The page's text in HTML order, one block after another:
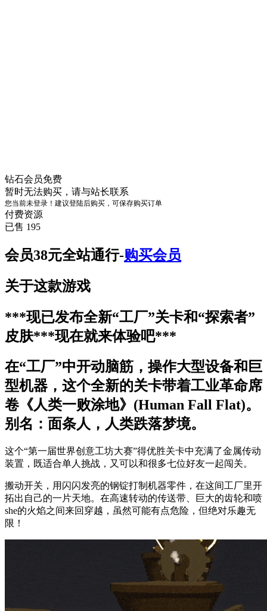
钻石会员免费
暂时无法购买，请与站长联系
您当前未登录！建议登陆后购买，可保存购买订单
付费资源
已售 195
会员38元全站通行-购买会员
关于这款游戏
***现已发布全新“工厂”关卡和“探索者”
皮肤***现在就来体验吧***
在“工厂”中开动脑筋，操作大型设备和巨
型机器，这个全新的关卡带着工业革命席
卷《人类一败涂地》(Human Fall Flat)。
别名：面条人，人类跌落梦境。
这个“第一届世界创意工坊大赛”得优胜关卡中充满了金属传动
装置，既适合单人挑战，又可以和很多七位好友一起闯关。
搬动开关，用闪闪发亮的钢锭打制机器零件，在这间工厂里开
拓出自己的一片天地。在高速转动的传送带、巨大的齿轮和喷
she的火焰之间来回穿越，虽然可能有点危险，但绝对乐趣无
限！